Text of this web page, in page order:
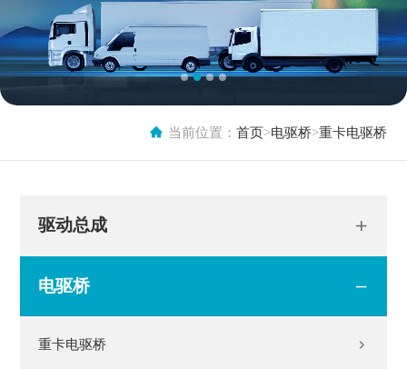
当前位置： 首页>电驱桥>重卡电驱桥
驱动总成
电驱桥
重卡电驱桥